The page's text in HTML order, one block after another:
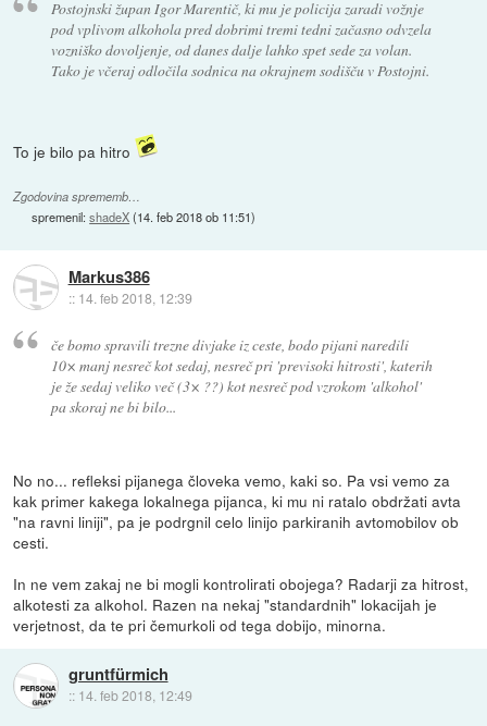
Postojnski župan Igor Marentič, ki mu je policija zaradi vožnje
pod vplivom alkohola pred dobrimi tremi tedni začasno odvzela
vozniško dovoljenje, od danes dalje lahko spet sede za volan.
Tako je včeraj odločila sodnica na okrajnem sodišču v Postojni.
To je bilo pa hitro
Zgodovina sprememb…
spremenil:shadeX(14. feb 2018 ob 11:51)
Markus386
:: 14. feb 2018, 12:39
če bomo spravili trezne divjake iz ceste, bodo pijani naredili
10× manj nesreč kot sedaj, nesreč pri 'previsoki hitrosti', katerih
je že sedaj veliko več (3× ??) kot nesreč pod vzrokom 'alkohol'
pa skoraj ne bi bilo...
No no... refleksi pijanega človeka vemo, kaki so. Pa vsi vemo za
kak primer kakega lokalnega pijanca, ki mu ni ratalo obdržati avta
"na ravni liniji", pa je podrgnil celo linijo parkiranih avtomobilov ob
cesti.
In ne vem zakaj ne bi mogli kontrolirati obojega? Radarji za hitrost,
alkotesti za alkohol. Razen na nekaj "standardnih" lokacijah je
verjetnost, da te pri čemurkoli od tega dobijo, minorna.
gruntfürmich
:: 14. feb 2018, 12:49